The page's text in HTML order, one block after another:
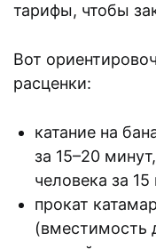
тарифы, чтобы
Вот
расценки:
катание на
за 15–20
человека за
прокат
(вместимость